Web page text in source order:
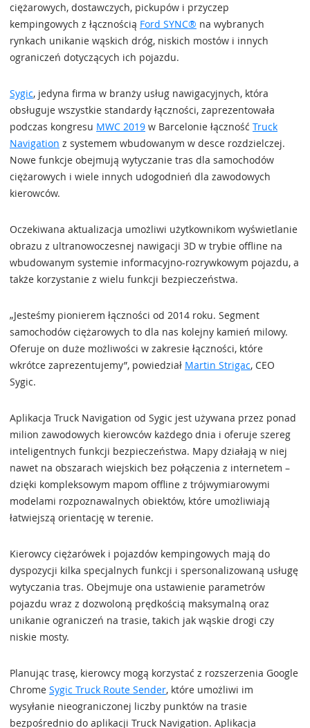
ciężarowych, dostawczych, pickupów i przyczep
kempingowych z łącznością Ford SYNC® na wybranych
rynkach unikanie wąskich dróg, niskich mostów i innych
ograniczeń dotyczących ich pojazdu.
Sygic, jedyna firma w branży usług nawigacyjnych, która
obsługuje wszystkie standardy łączności, zaprezentowała
podczas kongresu MWC 2019 w Barcelonie łączność Truck
Navigation z systemem wbudowanym w desce rozdzielczej.
Nowe funkcje obejmują wytyczanie tras dla samochodów
ciężarowych i wiele innych udogodnień dla zawodowych
kierowców.
Oczekiwana aktualizacja umożliwi użytkownikom wyświetlanie
obrazu z ultranowoczesnej nawigacji 3D w trybie offline na
wbudowanym systemie informacyjno-rozrywkowym pojazdu, a
także korzystanie z wielu funkcji bezpieczeństwa.
„Jesteśmy pionierem łączności od 2014 roku. Segment
samochodów ciężarowych to dla nas kolejny kamień milowy.
Oferuje on duże możliwości w zakresie łączności, które
wkrótce zaprezentujemy”, powiedział Martin Strigac, CEO
Sygic.
Aplikacja Truck Navigation od Sygic jest używana przez ponad
milion zawodowych kierowców każdego dnia i oferuje szereg
inteligentnych funkcji bezpieczeństwa. Mapy działają w niej
nawet na obszarach wiejskich bez połączenia z internetem –
dzięki kompleksowym mapom offline z trójwymiarowymi
modelami rozpoznawalnych obiektów, które umożliwiają
łatwiejszą orientację w terenie.
Kierowcy ciężarówek i pojazdów kempingowych mają do
dyspozycji kilka specjalnych funkcji i spersonalizowaną usługę
wytyczania tras. Obejmuje ona ustawienie parametrów
pojazdu wraz z dozwoloną prędkością maksymalną oraz
unikanie ograniczeń na trasie, takich jak wąskie drogi czy
niskie mosty.
Planując trasę, kierowcy mogą korzystać z rozszerzenia Google
Chrome Sygic Truck Route Sender, które umożliwi im
wysyłanie nieograniczonej liczby punktów na trasie
bezpośrednio do aplikacji Truck Navigation. Aplikacja